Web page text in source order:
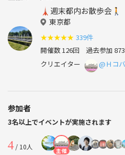
🗼週末都内お散歩会🚶
東京都
★★★★★ 339件
開催数 126回 過去参加
クリエイター
@Ｈコバ
参加者
3名以上でイベントが実施されます
4 / 10人 主催